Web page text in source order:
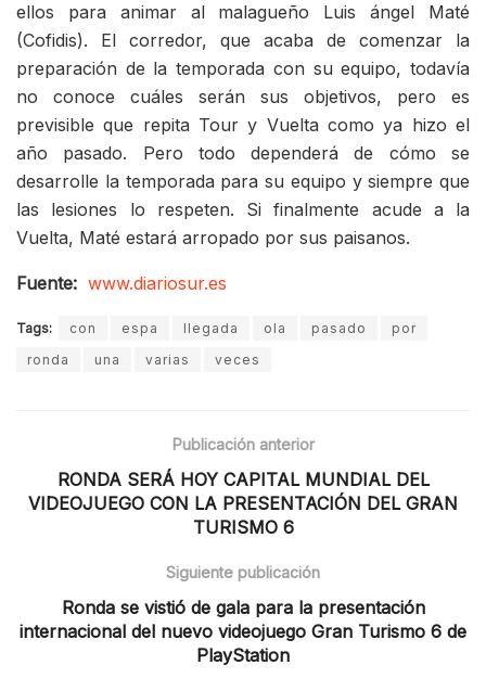
ellos para animar al malagueño Luis ángel Maté
(Cofidis). El corredor, que acaba de comenzar la
preparación de la temporada con su equipo, todavía
no conoce cuáles serán sus objetivos, pero es
previsible que repita Tour y Vuelta como ya hizo el
año pasado. Pero todo dependerá de cómo se
desarrolle la temporada para su equipo y siempre que
las lesiones lo respeten. Si finalmente acude a la
Vuelta, Maté estará arropado por sus paisanos.
Fuente: www.diariosur.es
Tags: con espa llegada ola pasado
por
ronda
una varias veces
Publicación anterior
RONDA SERÁ HOY CAPITAL MUNDIAL DEL
VIDEOJUEGO CON LA PRESENTACIÓN DEL GRAN
TURISMO 6
Siguiente publicación
Ronda se vistió de gala para la presentación
internacional del nuevo videojuego Gran Turismo 6 de
PlayStation